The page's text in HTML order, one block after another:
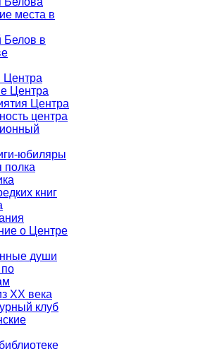
места в
Белов в
Центра
Центра
Центра
центра
юбиляры
полка
книг
о Центре
души
по
ХХ века
клуб